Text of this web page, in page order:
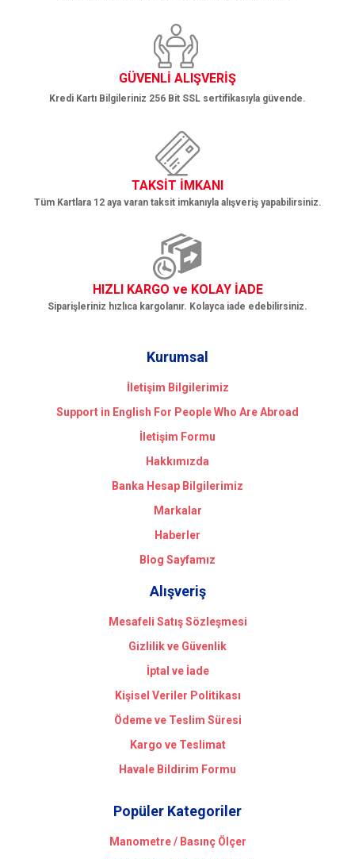
Gönder
GÜVENLİ ALIŞVERİŞ
Kredi Kartı Bilgileriniz 256 Bit SSL sertifikasıyla güvende.
TAKSİT İMKANI
Tüm Kartlara 12 aya varan taksit imkanıyla alışveriş yapabilirsiniz.
HIZLI KARGO ve KOLAY İADE
Siparişleriniz hızlıca kargolanır. Kolayca iade edebilirsiniz.
Kurumsal
İletişim Bilgilerimiz
Support in English For People Who Are Abroad
İletişim Formu
Hakkımızda
Banka Hesap Bilgilerimiz
Markalar
Haberler
Blog Sayfamız
Alışveriş
Mesafeli Satış Sözleşmesi
Gizlilik ve Güvenlik
İptal ve İade
Kişisel Veriler Politikası
Ödeme ve Teslim Süresi
Kargo ve Teslimat
Havale Bildirim Formu
Popüler Kategoriler
Manometre / Basınç Ölçer